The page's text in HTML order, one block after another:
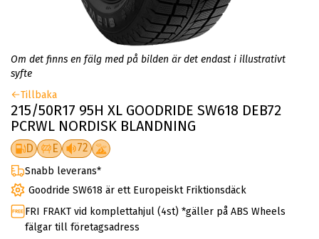
Om det finns en fälg med på bilden är det endast i illustrativt
syfte
Tillbaka
215/50R17 95H XL GOODRIDE SW618 DEB72
PCRWL NORDISK BLANDNING
D E 72
Snabb leverans*
Goodride SW618 är ett Europeiskt Friktionsdäck
FRI FRAKT vid komplettahjul (4st) *gäller på ABS Wheels
fälgar till företagsadress